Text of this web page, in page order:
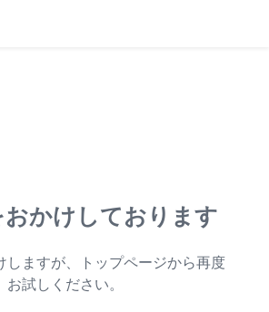
おかけしております
しますが、トップページから再度
お試しください。